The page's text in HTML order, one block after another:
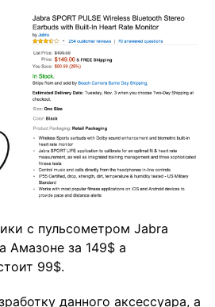
с пульсометром Jabra
Амазоне за 149$ а
99$.
данного аксессуара, а